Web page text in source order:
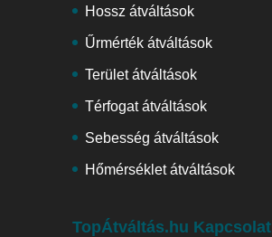
Hossz átváltások
Űrmérték átváltások
Terület átváltások
Térfogat átváltások
Sebesség átváltások
Hőmérséklet átváltások
TopÁtváltás.hu Kapcsolat